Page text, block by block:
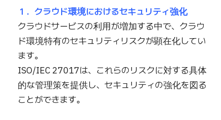
１．クラウド環境におけるセキュリティ強化
クラウドサービスの利用が増加する中で、クラウ
ド環境特有のセキュリティリスクが顕在化してい
ます。
ISO/IEC 27017は、これらのリスクに対する具体
的な管理策を提供し、セキュリティの強化を図る
ことができます。